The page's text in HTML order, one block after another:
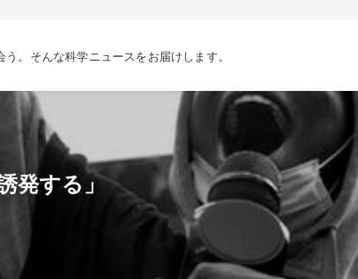
。そんな科学ニュースをお届けします。
発する」